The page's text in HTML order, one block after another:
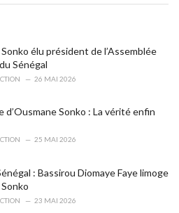
élu président de l’Assemblée
Sénégal
26 MAI 2026
d’Ousmane Sonko : La vérité enfin
25 MAI 2026
: Bassirou Diomaye Faye limoge
23 MAI 2026